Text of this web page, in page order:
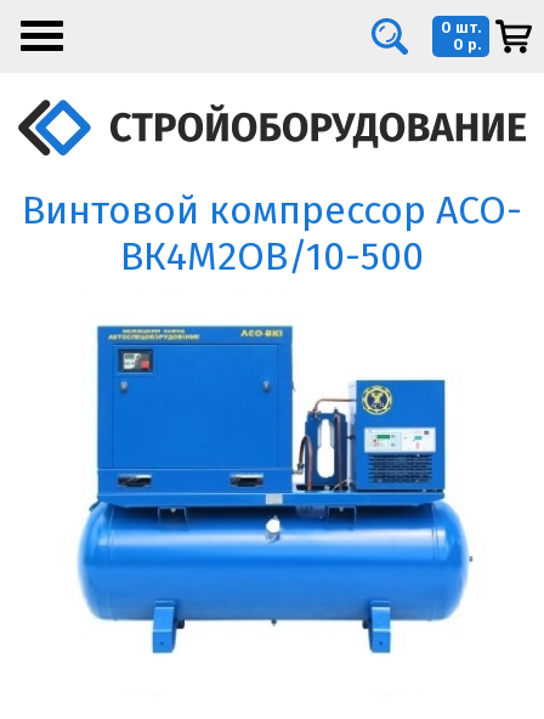
0 шт.
0 р.
Винтовой компрессор АСО-
ВК4М2ОВ/10-500